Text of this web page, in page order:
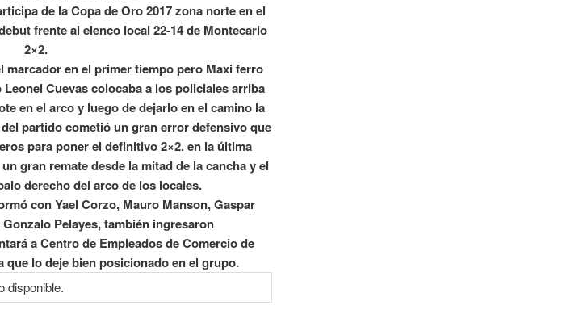
de la Copa de Oro 2017 zona norte en el
frente al elenco local 22-14 de Montecarlo
2×2.
marcador en el primer tiempo pero Maxi ferro
Cuevas colocaba a los policiales arriba
en el arco y luego de dejarlo en el camino la
partido cometió un gran error defensivo que
para poner el definitivo 2×2. en la última
gran remate desde la mitad de la cancha y el
derecho del arco de los locales.
con Yael Corzo, Mauro Manson, Gaspar
Pelayes, también ingresaron
a Centro de Empleados de Comercio de
que lo deje bien posicionado en el grupo.